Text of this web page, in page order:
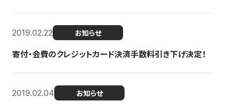
2019.02.22 お知らせ
寄付・会費のクレジットカード決済手数料引き下げ決定！
2019.02.04 お知らせ